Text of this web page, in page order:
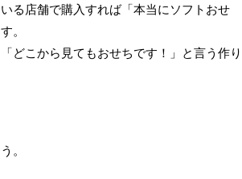
る店舗で購入すれば「本当にソフトおせ
。
どこから見てもおせちです！」と言う作り
。